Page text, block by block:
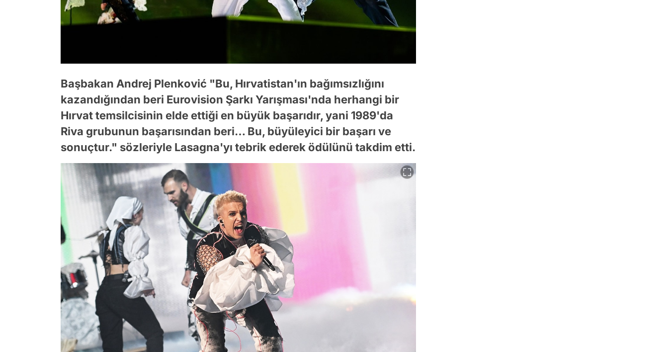
Başbakan Andrej Plenković "Bu, Hırvatistan'ın bağımsızlığını
kazandığından beri Eurovision Şarkı Yarışması'nda herhangi bir
Hırvat temsilcisinin elde ettiği en büyük başarıdır, yani 1989'da
Riva grubunun başarısından beri… Bu, büyüleyici bir başarı ve
sonuçtur." sözleriyle Lasagna'yı tebrik ederek ödülünü takdim etti.